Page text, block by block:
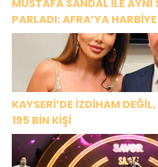
MUSTAFA SANDAL İLE AYNI
PARLADI: AFRA’YA
KAYSERİ’DE İZDİHAM
195 BİN KİŞİ